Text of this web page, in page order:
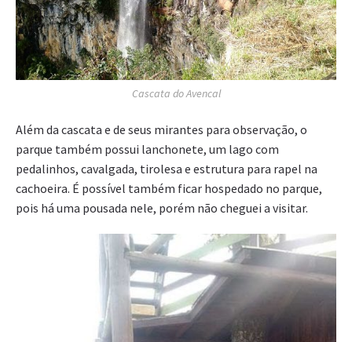
Cascata do Avencal
Além da cascata e de seus mirantes para observação, o
parque também possui lanchonete, um lago com
pedalinhos, cavalgada, tirolesa e estrutura para rapel na
cachoeira. É possível também ficar hospedado no parque,
pois há uma pousada nele, porém não cheguei a visitar.